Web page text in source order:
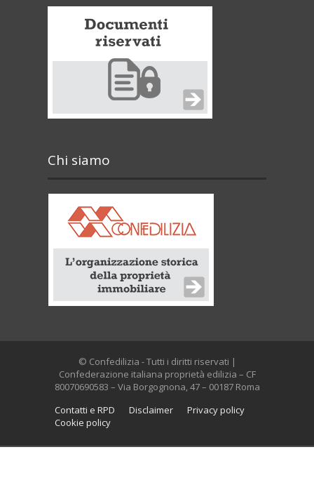
Chi siamo
© Confedilizia - Tutti i diritti riservati |
Confederazione italiana proprietà edilizia – CF
80070690583 – Via Borgognona, 47 – 00187 Roma
Contatti e RPD
Disclaimer
Privacy policy
Cookie policy